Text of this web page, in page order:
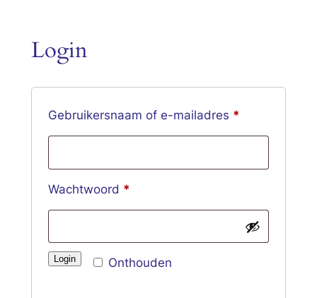
Login
Gebruikersnaam of e-mailadres *
Wachtwoord *
Onthouden
Login